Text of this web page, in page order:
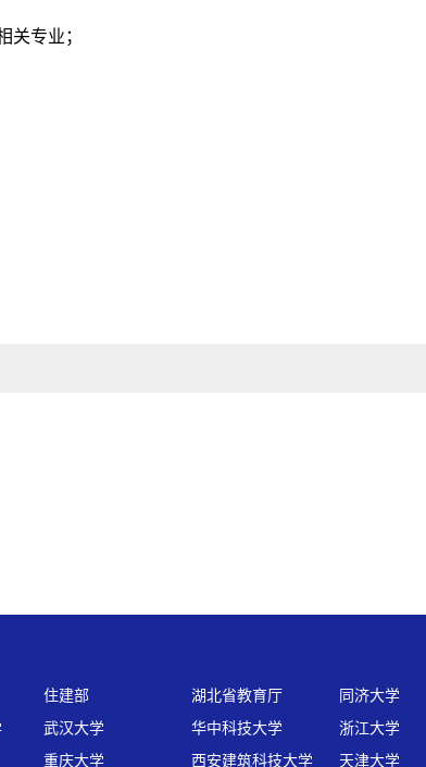
关专业；
住建部 湖北省教育厅
同济大学
武汉大学 华中科技大学
浙江大学
重庆大学 西安建筑科技大学 天津大学